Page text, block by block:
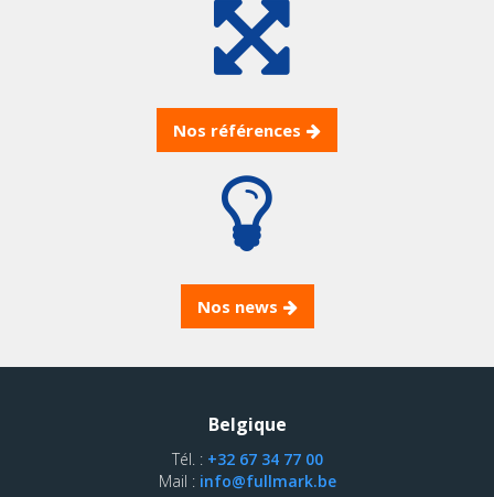
Nos références
Nos news
Belgique
Tél. : +32 67 34 77 00
Mail : info@fullmark.be